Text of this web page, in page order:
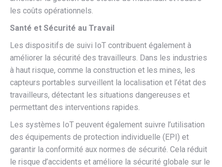
les coûts opérationnels.
Santé et Sécurité au Travail
Les dispositifs de suivi IoT contribuent également à
améliorer la sécurité des travailleurs. Dans les industries
à haut risque, comme la construction et les mines, les
capteurs portables surveillent la localisation et l’état des
travailleurs, détectant les situations dangereuses et
permettant des interventions rapides.
Les systèmes IoT peuvent également suivre l’utilisation
des équipements de protection individuelle (EPI) et
garantir la conformité aux normes de sécurité. Cela réduit
le risque d’accidents et améliore la sécurité globale sur le